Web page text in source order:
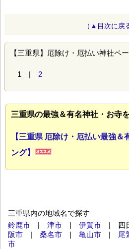
（▲目次に戻
【三重県】厄除け・厄払い神社ペ
1 | 2
三重県の最強＆有名神社・お寺
【三重県 厄除け・厄払い最強＆
ング】
三重県内の地域名で探す
鈴鹿市 | 津市 | 伊賀市 | 四
阪市 | 桑名市 | 亀山市 | 尾
市